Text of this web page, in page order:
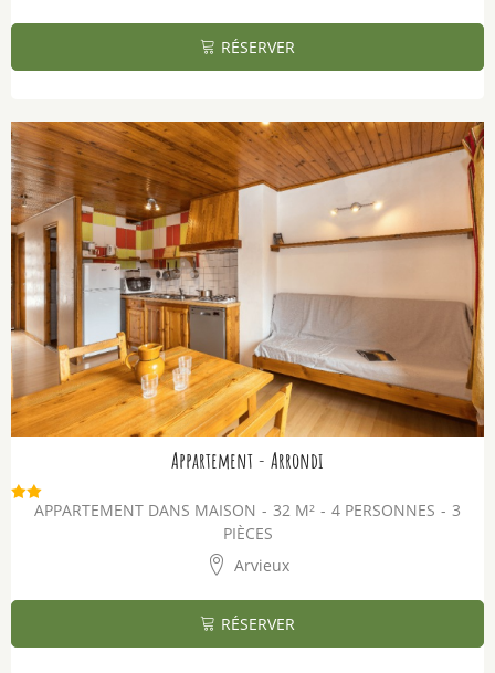
RÉSERVER
Appartement - Arrondi
APPARTEMENT DANS MAISON 32 M² 4 PERSONNES
3
PIÈCES
Arvieux
RÉSERVER